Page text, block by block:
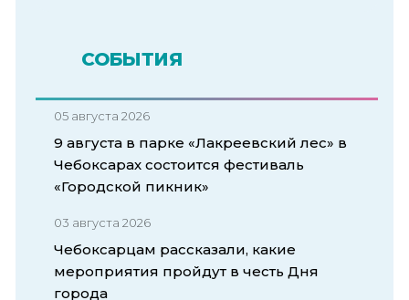
СОБЫТИЯ
05 августа 2026
9 августа в парке «Лакреевский лес» в
Чебоксарах состоится фестиваль
«Городской пикник»
03 августа 2026
Чебоксарцам рассказали, какие
мероприятия пройдут в честь Дня
города